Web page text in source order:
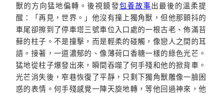
獸的方向猛地偏轉。後視鏡發包養故事出最後的溫柔提
醒：「再見，世界。」他沒有撞上獨角獸，但他那顫抖的
車尾卻擦到了停車塔三號車位入口處的一根古老、佈滿苔
蘚的柱子。不是撞擊，而是輕柔的碰觸，像戀人之間的耳
語。接著，一道濃郁的、像薄荷口香糖一樣的綠色光芒。
猛地從柱子爆發出來，瞬間吞噬了何手殘和他的掀背車。
光芒消失後，窄巷恢復了平靜，只剩下獨角獸雕像一臉困
惑的表情。何手殘感覺一陣天旋地轉，等他回過神來，他